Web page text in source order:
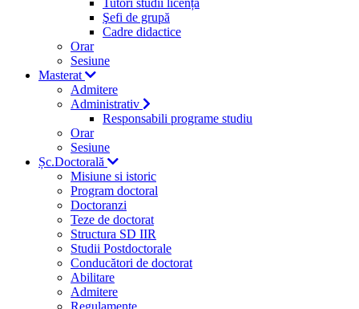
Tutori studii licență
Şefi de grupă
Cadre didactice
Orar
Sesiune
Masterat
Admitere
Administrativ
Responsabili programe studiu
Orar
Sesiune
Șc.Doctorală
Misiune si istoric
Program doctoral
Doctoranzi
Teze de doctorat
Structura SD IIR
Studii Postdoctorale
Conducători de doctorat
Abilitare
Admitere
Regulamente